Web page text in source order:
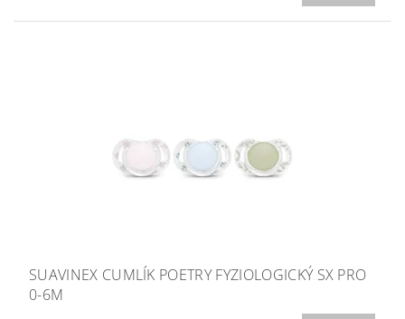
SUAVINEX CUMLÍK POETRY FYZIOLOGICKÝ SX PRO
0-6M